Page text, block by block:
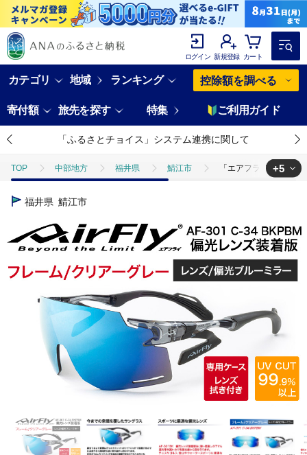
ログイン 新規登録 カート
カテゴリ 地域 ランキング 控除額を調べる
寄付額 旅先を探す 特集 ご利用ガイド
「ふるさとチョイス」システム連携に関して
TOP 中部地方 福井県 鯖江市 「エアフライ」AF-
TOP
TOP ファッション 「エアフライ」AF-301BKモデル 偏光レンズ
TOP ファッション 小物 「エアフライ」AF-301BKモデル
ファッション その他ファッション
+5
福井県 鯖江市